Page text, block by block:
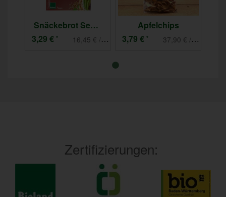
Snäckebrot Sesam-Dinkel
3,29 €* 16,45 € / kg
Apfelchips
3,79 €* 37,90 € / kg
Zertifizierungen: